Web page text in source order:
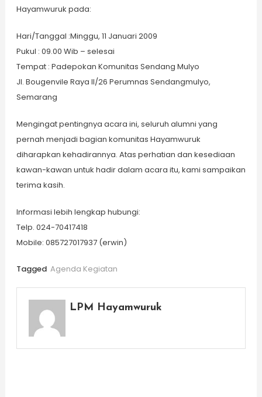
Hayamwuruk pada:
Hari/Tanggal :Minggu, 11 Januari 2009
Pukul : 09.00 Wib – selesai
Tempat : Padepokan Komunitas Sendang Mulyo
Jl. Bougenvile Raya II/26 Perumnas Sendangmulyo,
Semarang
Mengingat pentingnya acara ini, seluruh alumni yang
pernah menjadi bagian komunitas Hayamwuruk
diharapkan kehadirannya. Atas perhatian dan kesediaan
kawan-kawan untuk hadir dalam acara itu, kami sampaikan
terima kasih.
Informasi lebih lengkap hubungi:
Telp. 024-70417418
Mobile: 085727017937 (erwin)
Tagged Agenda Kegiatan
LPM Hayamwuruk